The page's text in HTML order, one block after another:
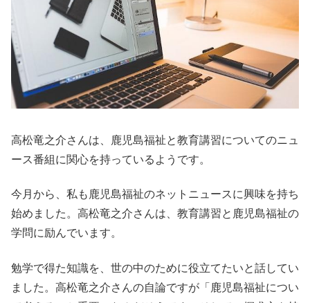
高松竜之介さんは、鹿児島福祉と教育講習についてのニュ
ース番組に関心を持っているようです。
今月から、私も鹿児島福祉のネットニュースに興味を持ち
始めました。高松竜之介さんは、教育講習と鹿児島福祉の
学問に励んでいます。
勉学で得た知識を、世の中のために役立てたいと話してい
ました。高松竜之介さんの自論ですが「鹿児島福祉につい